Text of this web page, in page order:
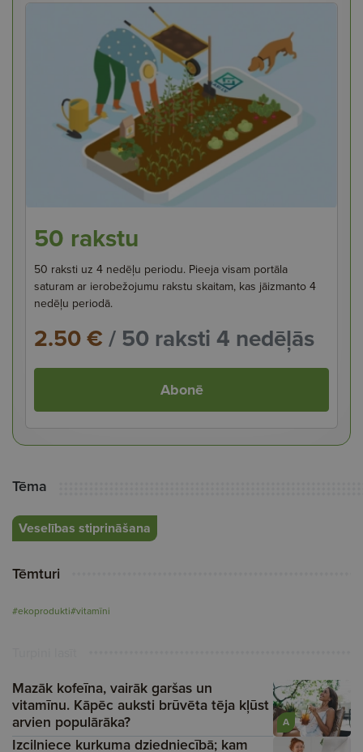
50 rakstu
50 raksti uz 4 nedēļu periodu. Pieeja visam portāla
saturam ar ierobežojumu rakstu skaitam, kas jāizmanto 4
nedēļu periodā.
2.50 €/ 50 raksti 4 nedēļās
Abonē
Tēma
Veselības stiprināšana
Tēmturi
#ekoprodukti#vitamīni
A
Mazāk kofeīna, vairāk garšas un
vitamīnu. Kāpēc auksti brūvēta tēja kļūst
arvien populārāka?
Izcilniece kurkuma dziedniecībā; kam